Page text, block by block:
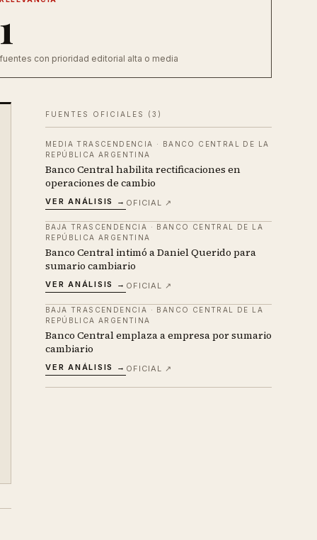
1
fuentes con prioridad editorial alta o media
FUENTES OFICIALES ( 3 )
MEDIA TRASCENDENCIA · BANCO CENTRAL DE LA
REPÚBLICA ARGENTINA
Banco Central habilita rectificaciones en
operaciones de cambio
VER ANÁLISIS → OFICIAL ↗
BAJA TRASCENDENCIA · BANCO CENTRAL DE LA
REPÚBLICA ARGENTINA
Banco Central intimó a Daniel Querido para
sumario cambiario
VER ANÁLISIS → OFICIAL ↗
BAJA TRASCENDENCIA · BANCO CENTRAL DE LA
REPÚBLICA ARGENTINA
Banco Central emplaza a empresa por sumario
cambiario
VER ANÁLISIS → OFICIAL ↗